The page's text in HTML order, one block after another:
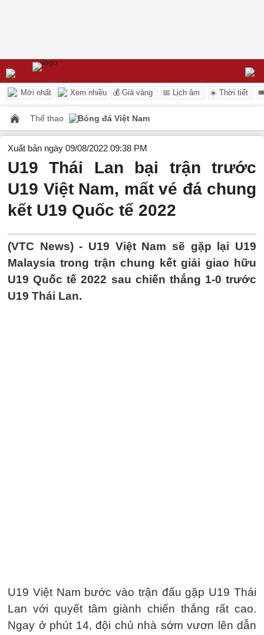
Mới nhất Xem nhiều 💰 Giá vàng 📅 Lịch âm ☀️ Thời tiết
Thể thao Bóng đá Việt Nam
Xuất bản ngày 09/08/2022 09:38 PM
U19 Thái Lan bại trận trước
U19 Việt Nam, mất vé đá chung
kết U19 Quốc tế 2022
(VTC News) - U19 Việt Nam sẽ gặp lại U19
Malaysia trong trận chung kết giải giao hữu
U19 Quốc tế 2022 sau chiến thắng 1-0 trước
U19 Thái Lan.
U19 Việt Nam bước vào trận đấu gặp U19 Thái
Lan với quyết tâm giành chiến thắng rất cao.
Ngay ở phút 14, đội chủ nhà sớm vươn lên dẫn